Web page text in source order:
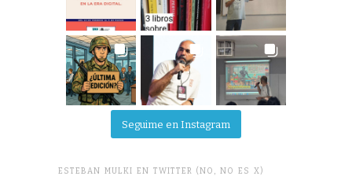
Seguime en Instagram
ESTEBAN MULKI EN TWITTER (NO, NO ES X)